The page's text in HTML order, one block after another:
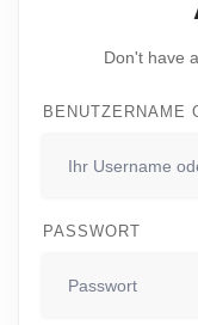
Don't have
BENUTZERNAME
PASSWORT